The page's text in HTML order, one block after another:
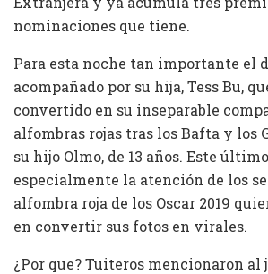
nominaciones que tiene.
Para esta noche tan importante el
acompañado por su hija, Tess Bu,
convertido en su inseparable
alfombras rojas tras los Bafta y los
su hijo Olmo, de 13 años. Este
especialmente la atención de los
alfombra roja de los Oscar 2019
en convertir sus fotos en virales.
¿Por que? Tuiteros mencionaron